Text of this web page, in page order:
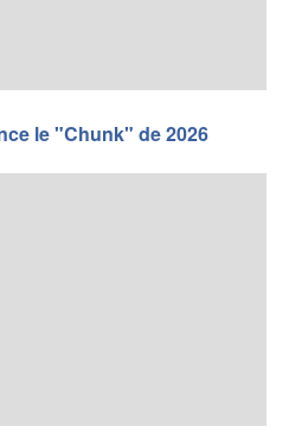
le "Chunk" de 2026